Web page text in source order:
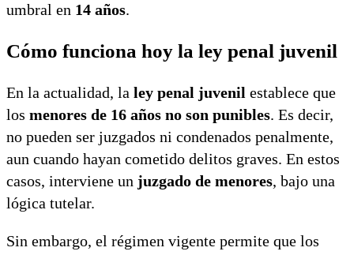
umbral en 14 años.
Cómo funciona hoy la ley penal juvenil
En la actualidad, la ley penal juvenil establece que
los menores de 16 años no son punibles. Es decir,
no pueden ser juzgados ni condenados penalmente,
aun cuando hayan cometido delitos graves. En estos
casos, interviene un juzgado de menores, bajo una
lógica tutelar.
Sin embargo, el régimen vigente permite que los